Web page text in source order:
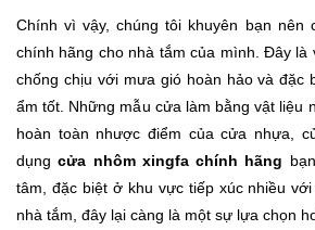
Chính vì vậy, chúng tôi khuyên bạn nên
chính hãng cho nhà tắm của mình. Đây là
chống chịu với mưa gió hoàn hảo và đặc
ẩm tốt. Những mẫu cửa làm bằng vật liệu
hoàn toàn nhược điểm của cửa nhựa,
dụngcửa nhôm xingfa chính hãng
tâm, đặc biệt ở khu vực tiếp xúc nhiều
nhà tắm, đây lại càng là một sự lựa chọn